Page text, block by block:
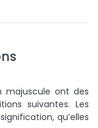
majuscule ont des
suivantes. Les
qu’elles